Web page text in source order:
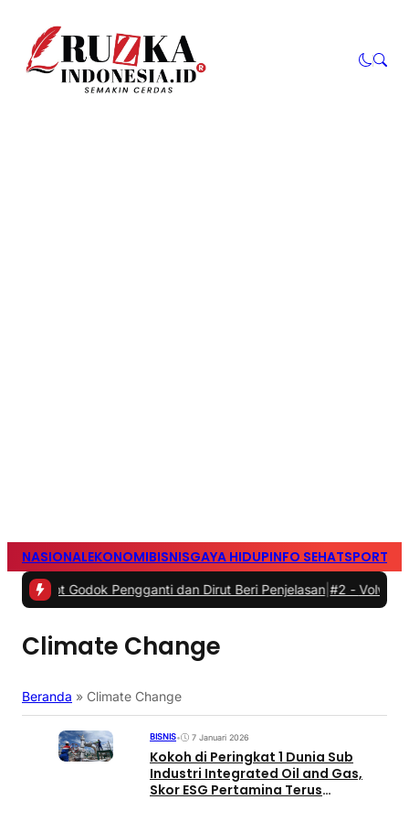
NASIONALEKONOMIBISNISGAYA HIDUPINFO SEHATSPORTS
Godok Pengganti dan Dirut Beri Penjelasan|#2 -Volvo Rayakan
Climate Change
Beranda » Climate Change
BISNIS• 7 Januari 2026
Kokoh di Peringkat 1 Dunia Sub
Industri Integrated Oil and Gas,
Skor ESG Pertamina Terus